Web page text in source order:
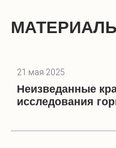
21 мая 2025
Неизведанные
исследования